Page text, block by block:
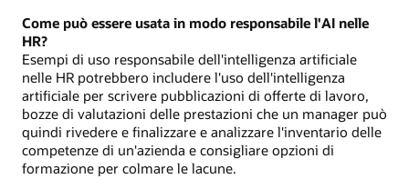
Come può essere usata in modo responsabile l'AI nelle
HR?
Esempi di uso responsabile dell'intelligenza artificiale
nelle HR potrebbero includere l'uso dell'intelligenza
artificiale per scrivere pubblicazioni di offerte di lavoro,
bozze di valutazioni delle prestazioni che un manager può
quindi rivedere e finalizzare e analizzare l'inventario delle
competenze di un'azienda e consigliare opzioni di
formazione per colmare le lacune.